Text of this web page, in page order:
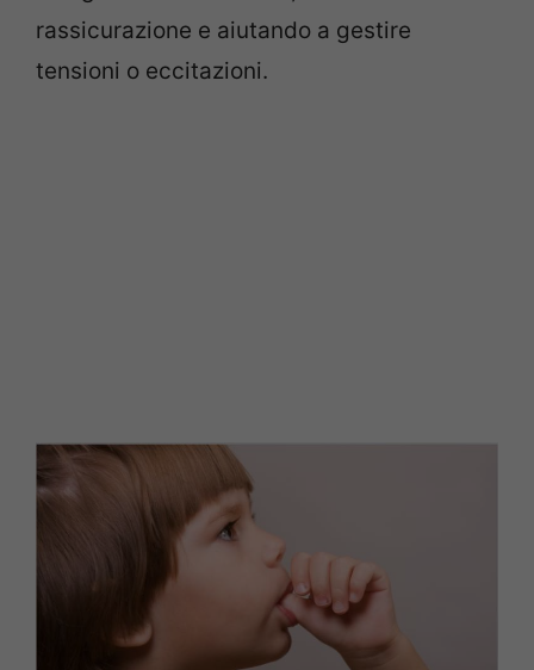
rassicurazione e aiutando a gestire
tensioni o eccitazioni.